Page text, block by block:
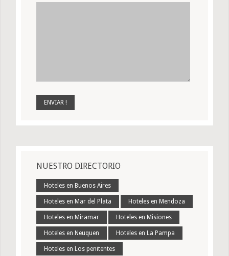
NUESTRO DIRECTORIO
Hoteles en Buenos Aires
Hoteles en Mar del Plata Hoteles en Mendoza
Hoteles en Miramar Hoteles en Misiones
Hoteles en Neuquen Hoteles en La Pampa
Hoteles en Los penitentes